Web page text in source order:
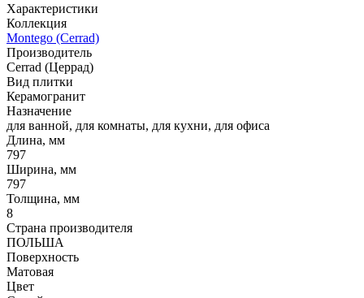
Характеристики
Коллекция
Montego (Cerrad)
Производитель
Cerrad (Церрад)
Вид плитки
Керамогранит
Назначение
для ванной, для комнаты, для кухни, для офиса
Длина, мм
797
Ширина, мм
797
Толщина, мм
8
Страна производителя
ПОЛЬША
Поверхность
Матовая
Цвет